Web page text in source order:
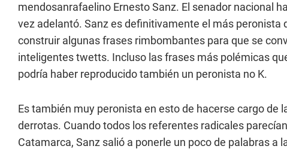
mendosanrafaelino Ernesto Sanz. El senador nacional
vez adelantó. Sanz es definitivamente el más peronista
construir algunas frases rimbombantes para que se
inteligentes twetts. Incluso las frases más polémicas
podría haber reproducido también un peronista no K.
Es también muy peronista en esto de hacerse cargo de
derrotas. Cuando todos los referentes radicales
Catamarca, Sanz salió a ponerle un poco de palabras a